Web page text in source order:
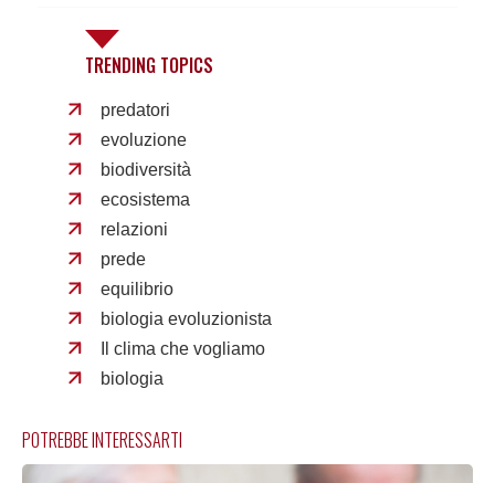
TRENDING TOPICS
predatori
evoluzione
biodiversità
ecosistema
relazioni
prede
equilibrio
biologia evoluzionista
Il clima che vogliamo
biologia
POTREBBE INTERESSARTI